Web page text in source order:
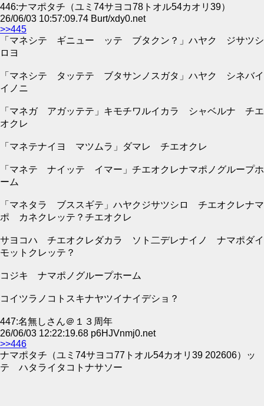
446:ナマポタチ（ユミ74サヨコ78トオル54カオリ39）
26/06/03 10:57:09.74 Burt/xdy0.net
>>445
「マネシテ ギニュー ッテ ブタクン？」ハヤク ジサツシ
ロヨ
「マネシテ タッテテ ブタサンノスガタ」ハヤク シネバイ
イノニ
「マネガ アガッテテ」キモチワルイカラ シャベルナ チエ
オクレ
「マネテナイヨ マツムラ」ダマレ チエオクレ
「マネテ ナイッテ イマー」チエオクレナマポノグループホ
ーム
「マネタラ ブススギテ」ハヤクジサツシロ チエオクレナマ
ポ カネクレッテ？チエオクレ
サヨコハ チエオクレダカラ ソト二デレナイノ ナマポダイ
モットクレッテ？
コジキ ナマポノグループホーム
コイツラノコトスキナヤツイナイデショ？
447:名無しさん＠１３周年
26/06/03 12:22:19.68 p6HJVnmj0.net
>>446
ナマポタチ（ユミ74サヨコ77トオル54カオリ39 202606）ッ
テ ハタライタコトナサソー